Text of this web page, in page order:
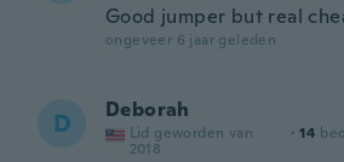
Good jumper but real
ongeveer 6 jaar geleden
D Deborah
Lid geworden van
2018
· 14